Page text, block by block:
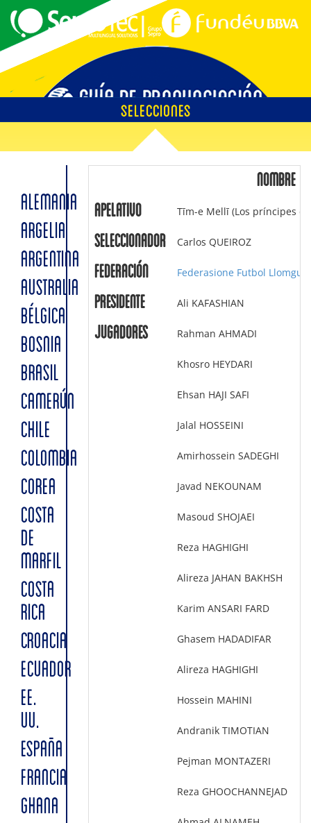
SELECCIONES
EMPLAZAMIENTOS
ÁRBITROS
SOBRE LA GUÍA
ALEMANIA
ARGELIA
ARGENTINA
AUSTRALIA
BÉLGICA
BOSNIA
BRASIL
CAMERÚN
CHILE
COLOMBIA
COREA
COSTA
DE
MARFIL
COSTA
RICA
CROACIA
ECUADOR
EE.
UU.
ESPAÑA
FRANCIA
GHANA
NOMBRE
Apelativo
Tīm-e Mellī (Los príncipes
Seleccionador Carlos QUEIROZ
Federación Federasione Futbol
Presidente Ali KAFASHIAN
Jugadores Rahman AHMADI
Khosro HEYDARI
Ehsan HAJI SAFI
Jalal HOSSEINI
Amirhossein SADEGHI
Javad NEKOUNAM
Masoud SHOJAEI
Reza HAGHIGHI
Alireza JAHAN BAKHSH
Karim ANSARI FARD
Ghasem HADADIFAR
Alireza HAGHIGHI
Hossein MAHINI
Andranik TIMOTIAN
Pejman MONTAZERI
Reza GHOOCHANNEJAD